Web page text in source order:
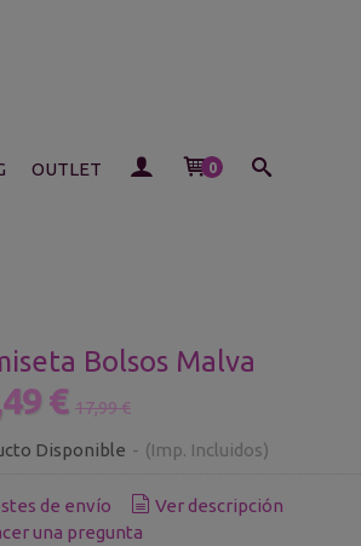
OUTLET 0
Bolsos Malva
€ 17,99 €
Disponible - (Imp. Incluidos)
de envío
Ver descripción
una pregunta